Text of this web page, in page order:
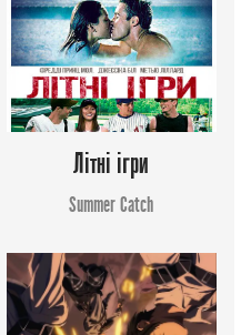
Літні ігри
Summer Catch